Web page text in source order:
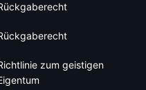
zum geistigen